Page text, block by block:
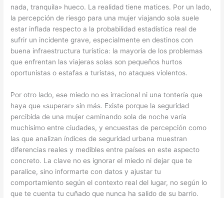
nada, tranquila» hueco. La realidad tiene matices. Por un lado,
la percepción de riesgo para una mujer viajando sola suele
estar inflada respecto a la probabilidad estadística real de
sufrir un incidente grave, especialmente en destinos con
buena infraestructura turística: la mayoría de los problemas
que enfrentan las viajeras solas son pequeños hurtos
oportunistas o estafas a turistas, no ataques violentos.
Por otro lado, ese miedo no es irracional ni una tontería que
haya que «superar» sin más. Existe porque la seguridad
percibida de una mujer caminando sola de noche varía
muchísimo entre ciudades, y encuestas de percepción como
las que analizan índices de seguridad urbana muestran
diferencias reales y medibles entre países en este aspecto
concreto. La clave no es ignorar el miedo ni dejar que te
paralice, sino informarte con datos y ajustar tu
comportamiento según el contexto real del lugar, no según lo
que te cuenta tu cuñado que nunca ha salido de su barrio.